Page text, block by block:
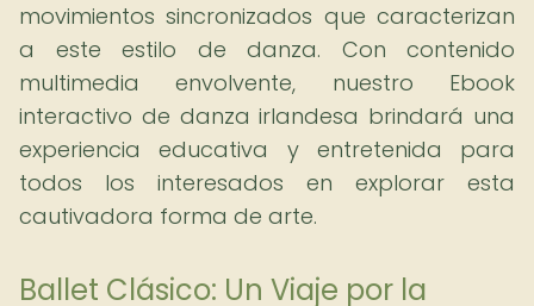
movimientos sincronizados que caracterizan
a este estilo de danza. Con contenido
multimedia envolvente, nuestro Ebook
interactivo de danza irlandesa brindará una
experiencia educativa y entretenida para
todos los interesados en explorar esta
cautivadora forma de arte.
Ballet Clásico: Un Viaje por la